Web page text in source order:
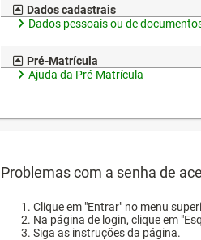
Dados cadastrais
Dados pessoais ou de
Pré-Matrícula
Ajuda da Pré-Matrícula
Problemas com a senha de
Clique em "Entrar" no menu
Na página de login, clique em
Siga as instruções da página.